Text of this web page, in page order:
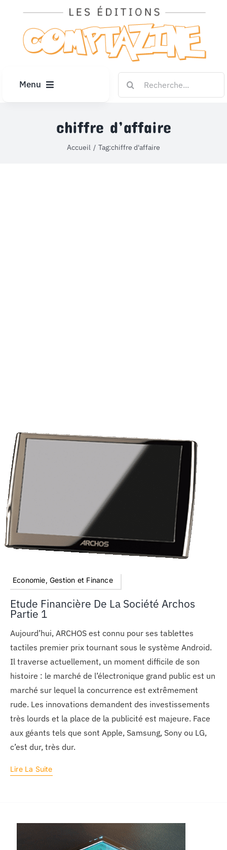
contenu
Menu
chiffre d’affaire
Accueil Tag:chiffre d'affaire
Economie, Gestion et Finance
Etude Financière De La Société Archos
Partie 1
Aujourd’hui, ARCHOS est connu pour ses tablettes
tactiles premier prix tournant sous le système Android.
Il traverse actuellement, un moment difficile de son
histoire : le marché de l’électronique grand public est un
marché sur lequel la concurrence est extrêmement
rude. Les innovations demandent des investissements
très lourds et la place de la publicité est majeure. Face
aux géants tels que sont Apple, Samsung, Sony ou LG,
c’est dur, très dur.
Lire La Suite